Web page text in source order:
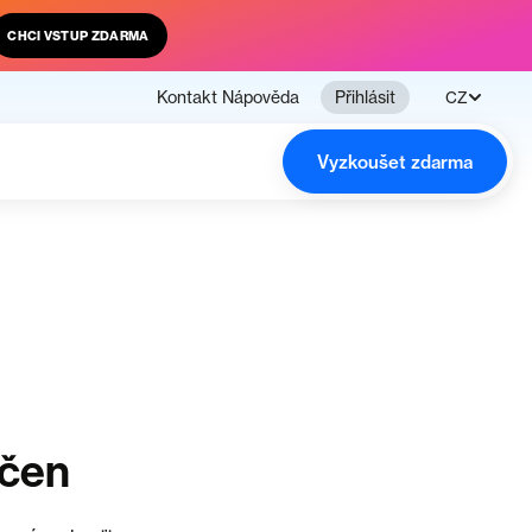
CHCI VSTUP ZDARMA
Kontakt Nápověda Přihlásit CZ
Vyzkoušet zdarma